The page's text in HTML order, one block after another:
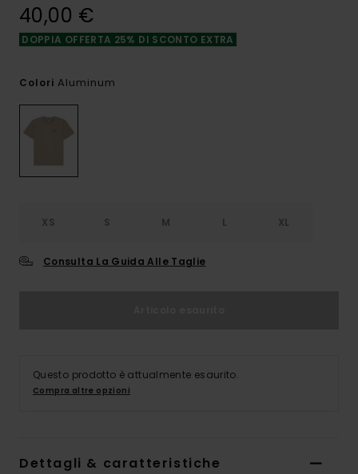
40,00 €
DOPPIA OFFERTA 25% DI SCONTO EXTRA
Colori Aluminum
XS S M L XL
Consulta La Guida Alle Taglie
Questo prodotto è attualmente esaurito.
Compra altre opzioni
Dettagli & caratteristiche